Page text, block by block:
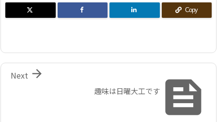
Copy

趣味は日曜大工です

Next